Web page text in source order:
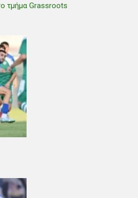
τμήμα Grassroots